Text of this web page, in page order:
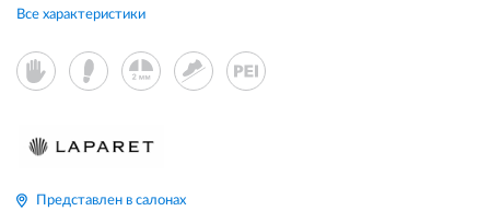
Все характеристики
Представлен в салонах